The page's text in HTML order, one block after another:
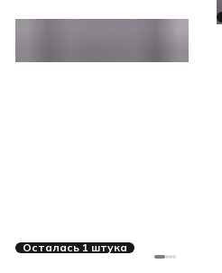
Осталась 1 штука